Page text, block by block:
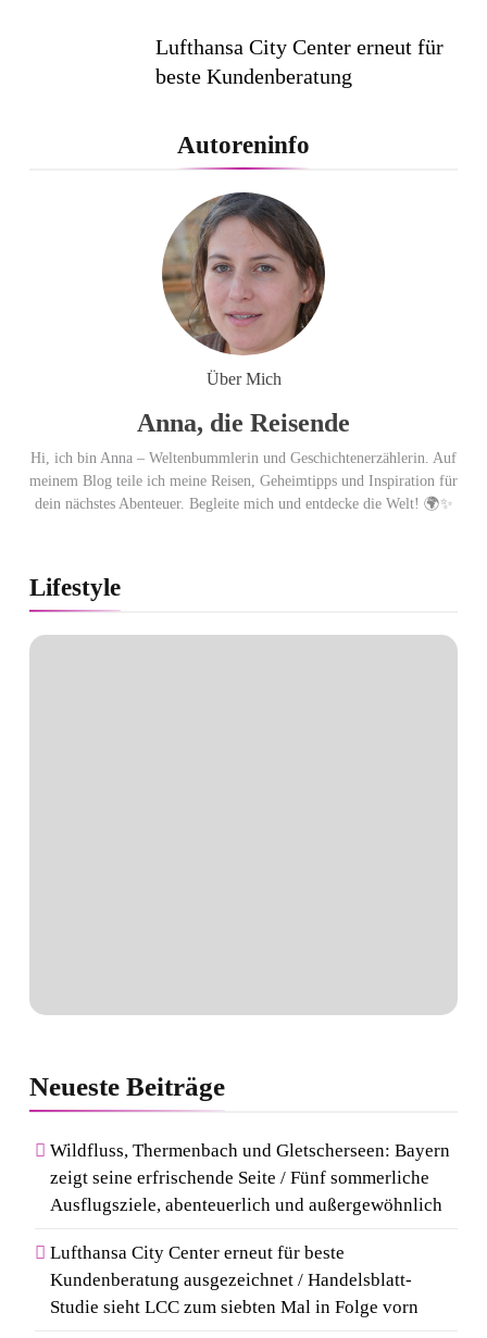
Lufthansa City Center erneut für
beste Kundenberatung
Studie sieht LCC zum siebten
Mal in Folge vorn
Cool down am Hintertuxer
Gletscher
Ägypten erleben mit Builder
Travel: sicher, persönlich und gut
begleitet
Autoreninfo
Über Mich
Anna, die Reisende
Hi, ich bin Anna – Weltenbummlerin und Geschichtenerzählerin. Auf
meinem Blog teile ich meine Reisen, Geheimtipps und Inspiration für
dein nächstes Abenteuer. Begleite mich und entdecke die Welt! 🌍✨
Lifestyle
Neueste Beiträge
Wildfluss, Thermenbach und Gletscherseen: Bayern
zeigt seine erfrischende Seite / Fünf sommerliche
Ausflugsziele, abenteuerlich und außergewöhnlich
Lufthansa City Center erneut für beste
Kundenberatung ausgezeichnet / Handelsblatt-
Studie sieht LCC zum siebten Mal in Folge vorn